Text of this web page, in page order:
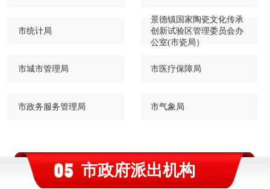
市统计局
景德镇国家陶瓷文化传承
创新试验区管理委员会办
公室(市瓷局）
市城市管理局 市医疗保障局
市政务服务管理局 市气象局
市政府派出机构